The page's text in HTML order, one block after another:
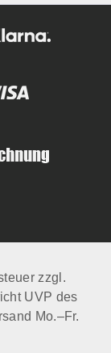
zzgl.
UVP des
Mo.–Fr.